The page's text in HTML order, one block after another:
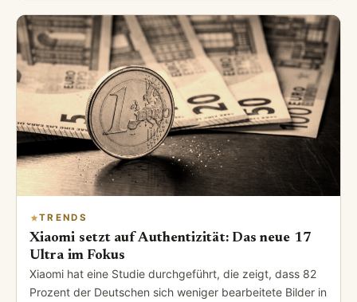
TRENDS
Xiaomi setzt auf Authentizität: Das neue 17
Ultra im Fokus
Xiaomi hat eine Studie durchgeführt, die zeigt, dass 82
Prozent der Deutschen sich weniger bearbeitete Bilder in